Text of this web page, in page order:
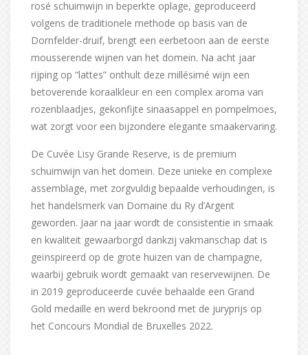
rosé schuimwijn in beperkte oplage, geproduceerd
volgens de traditionele methode op basis van de
Dornfelder-druif, brengt een eerbetoon aan de eerste
mousserende wijnen van het domein. Na acht jaar
rijping op “lattes” onthult deze millésimé wijn een
betoverende koraalkleur en een complex aroma van
rozenblaadjes, gekonfijte sinaasappel en pompelmoes,
wat zorgt voor een bijzondere elegante smaakervaring.
De Cuvée Lisy Grande Reserve, is de premium
schuimwijn van het domein. Deze unieke en complexe
assemblage, met zorgvuldig bepaalde verhoudingen, is
het handelsmerk van Domaine du Ry d’Argent
geworden. Jaar na jaar wordt de consistentie in smaak
en kwaliteit gewaarborgd dankzij vakmanschap dat is
geïnspireerd op de grote huizen van de champagne,
waarbij gebruik wordt gemaakt van reservewijnen. De
in 2019 geproduceerde cuvée behaalde een Grand
Gold medaille en werd bekroond met de juryprijs op
het Concours Mondial de Bruxelles 2022.